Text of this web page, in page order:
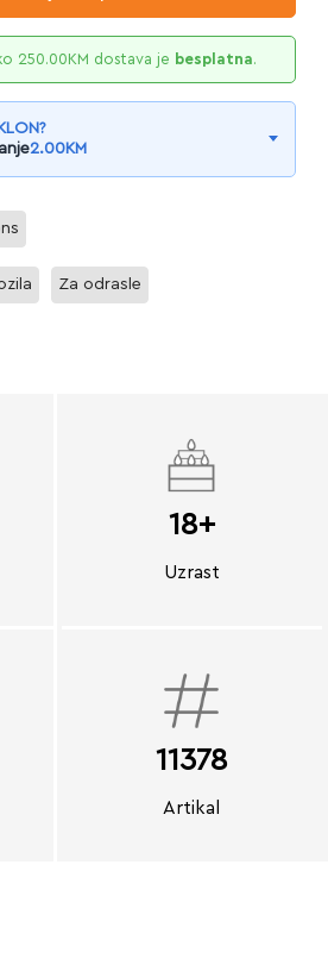
250.00KM dostava je besplatna.
2.00KM
Za odrasle
18+
Uzrast
11378
Artikal